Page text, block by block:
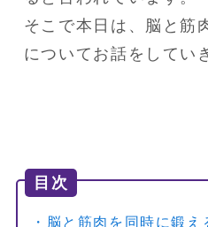
そこで本日は、脳と筋
についてお話をしてい
目次
・脳と筋肉を同時に鍛え